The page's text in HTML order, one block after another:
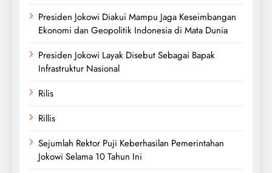
Presiden Jokowi Diakui Mampu Jaga Keseimbangan
Ekonomi dan Geopolitik Indonesia di Mata Dunia
Presiden Jokowi Layak Disebut Sebagai Bapak
Infrastruktur Nasional
Rilis
Rillis
Sejumlah Rektor Puji Keberhasilan Pemerintahan
Jokowi Selama 10 Tahun Ini